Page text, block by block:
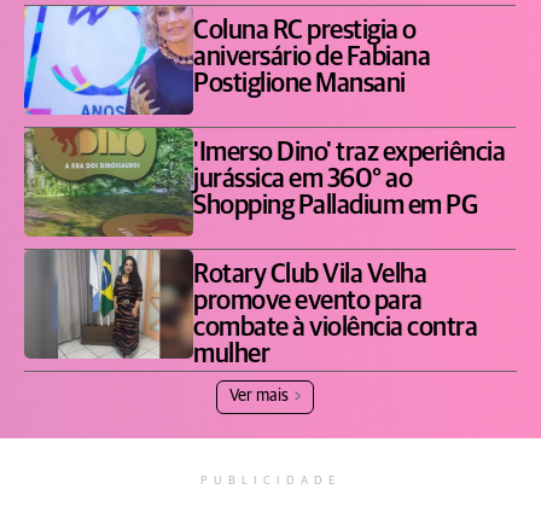
Coluna RC prestigia o
aniversário de Fabiana
Postiglione Mansani
'Imerso Dino' traz experiência
jurássica em 360° ao
Shopping Palladium em PG
Rotary Club Vila Velha
promove evento para
combate à violência contra
mulher
Ver mais
PUBLICIDADE